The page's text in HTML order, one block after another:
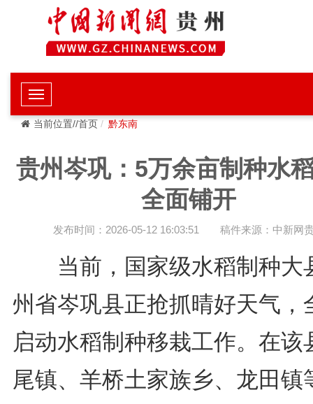
当前位置//首页 黔东南
贵州岑巩：5万余亩制种水
全面铺开
发布时间：2026-05-12 16:03:51 稿件来源：中新网
当前，国家级水稻制种大
州省岑巩县正抢抓晴好天气，
启动水稻制种移栽工作。在该
尾镇、羊桥土家族乡、龙田镇